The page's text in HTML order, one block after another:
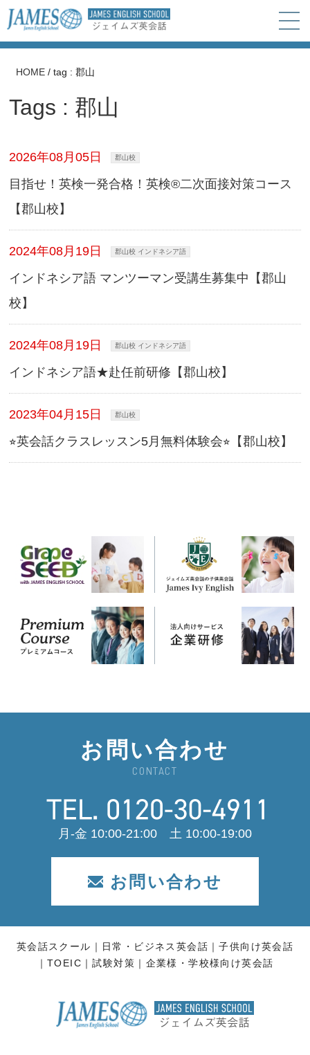
HOME /tag : 郡山
Tags : 郡山
2026年08月05日 郡山校
目指せ！英検一発合格！英検®二次面接対策コース
【郡山校】
2024年08月19日 郡山校 インドネシア語
インドネシア語 マンツーマン受講生募集中【郡山
校】
2024年08月19日 郡山校 インドネシア語
インドネシア語★赴任前研修【郡山校】
2023年04月15日 郡山校
⭐︎英会話クラスレッスン5月無料体験会⭐︎【郡山校】
お問い合わせ
CONTACT
月-金 10:00-21:00 土 10:00-19:00
お問い合わせ
英会話スクール 日常・ビジネス英会話
子供向け英会話
TOEIC
試験対策 企業様・学校様向け英会話